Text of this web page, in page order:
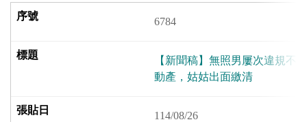
6784
【新聞稿】無照男屢次違規不
動產，姑姑出面繳清
114/08/26